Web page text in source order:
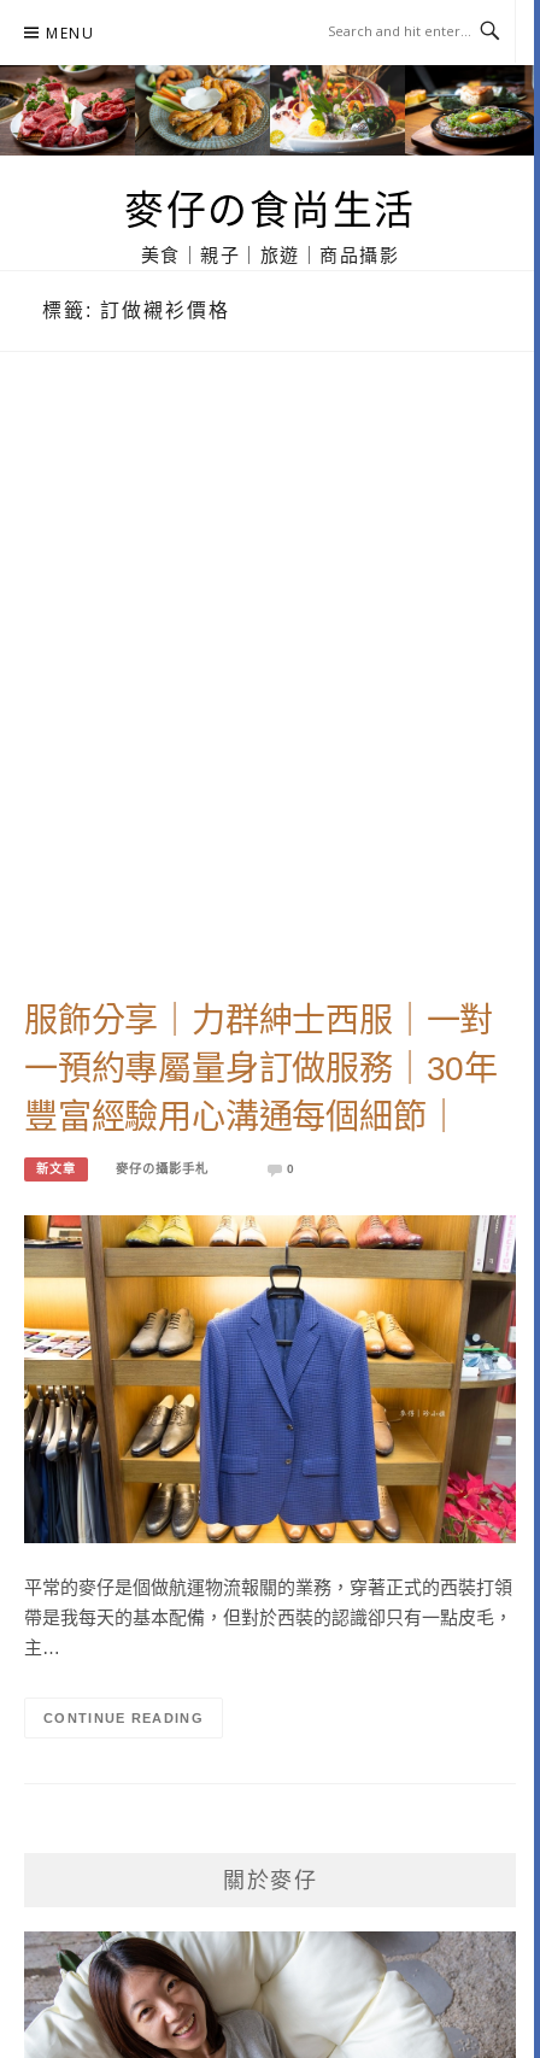
content
MENU
麥仔の食尚生活
美食｜親子｜旅遊｜商品攝影
標籤: 訂做襯衫價格
服飾分享｜力群紳士西服｜一對
一預約專屬量身訂做服務｜30年
豐富經驗用心溝通每個細節｜
新文章 麥仔の攝影手札 0
平常的麥仔是個做航運物流報關的業務，穿著正式的西裝打領
帶是我每天的基本配備，但對於西裝的認識卻只有一點皮毛，
主…
CONTINUE READING
關於麥仔